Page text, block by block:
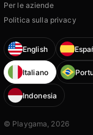
Per le aziende
Politica sulla privacy
English
Italiano
Indonesia
© Playgama, 2026